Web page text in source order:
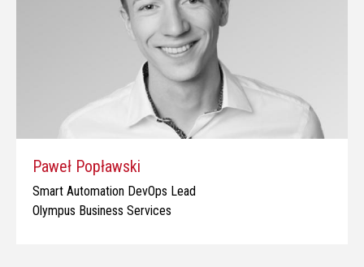
Paweł Popławski
Smart Automation DevOps Lead
Olympus Business Services